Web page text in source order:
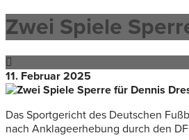
Zwei Spiele
11. Februar 2025
Das Sportgericht des Deutschen
nach Anklageerhebung durch den